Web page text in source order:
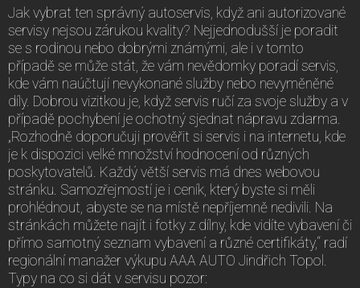
Jak vybrat ten správný autoservis, když ani autorizované
servisy nejsou zárukou kvality? Nejjednodušší je poradit
se s rodinou nebo dobrými známými, ale i v tomto
případě se může stát, že vám nevědomky poradí servis,
kde vám naúčtují nevykonané služby nebo nevyměněné
díly. Dobrou vizitkou je, když servis ručí za svoje služby a v
případě pochybení je ochotný sjednat nápravu zdarma.
„Rozhodně doporučuji prověřit si servis i na internetu, kde
je k dispozici velké množství hodnocení od různých
poskytovatelů. Každý větší servis má dnes webovou
stránku. Samozřejmostí je i ceník, který byste si měli
prohlédnout, abyste se na místě nepříjemně nedivili. Na
stránkách můžete najít i fotky z dílny, kde vidíte vybavení či
přímo samotný seznam vybavení a různé certifikáty,“ radí
regionální manažer výkupu AAA AUTO Jindřich Topol.
Typy na co si dát v servisu pozor: